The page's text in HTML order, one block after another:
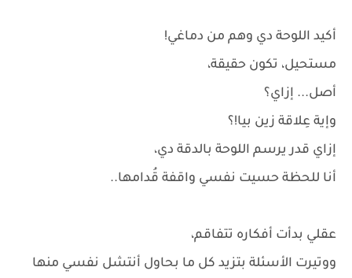
أكيد اللوحة دي وهم من دماغي!
مستحيل، تكون حقيقة،
أصل... إزاي؟
وإية عِلاقة زين بيا!؟
إزاي قدر يرسم اللوحة بالدقة دي،
أنا للحظة حسيت نفسي واقفة قُدامها..
عقلي بدأت أفكاره تتفاقم،
ووتيرت الأسئلة بتزيد كل ما بحاول أنتشل نفسي منها